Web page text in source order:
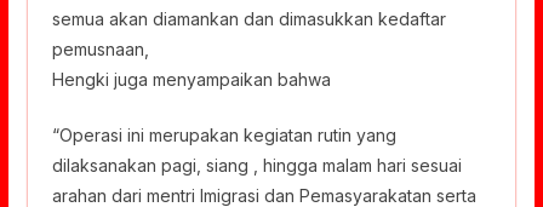
semua akan diamankan dan dimasukkan kedaftar
pemusnaan,
Hengki juga menyampaikan bahwa
“Operasi ini merupakan kegiatan rutin yang
dilaksanakan pagi, siang , hingga malam hari sesuai
arahan dari mentri Imigrasi dan Pemasyarakatan serta